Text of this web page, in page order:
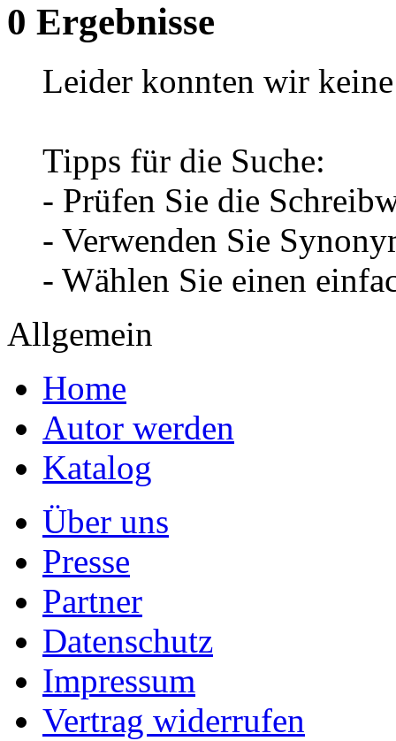
0 Ergebnisse
Leider konnten wir
Tipps für die Suche:
- Prüfen Sie die
- Verwenden Sie
- Wählen Sie einen
Allgemein
Home
Autor werden
Katalog
Über uns
Presse
Partner
Datenschutz
Impressum
Vertrag widerrufen